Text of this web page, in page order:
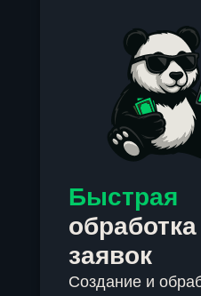
Быстрая
обработка
заявок
Создание и